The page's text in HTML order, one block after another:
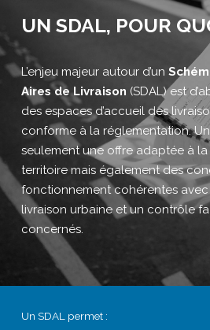
UN SDAL, POUR
L’enjeu majeur autour d’un
Aires de Livraison (SDAL) est
des espaces d’accueil des
conforme à la réglementation.
seulement une offre adaptée à
territoire mais également des
fonctionnement cohérentes
livraison urbaine et un contrôle
concernés.
Un SDAL permet :